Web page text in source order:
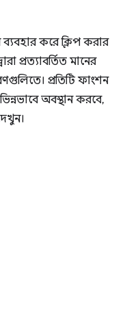
করে ক্লিপ করার
প্রত্যাবর্তিত মানের
প্রতিটি ফাংশন
অবস্থান করবে,